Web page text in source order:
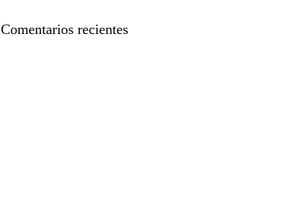
Comentarios recientes